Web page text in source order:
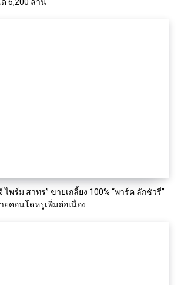
6,200 ล้าน
ไพร์ม สาทร” ขายเกลี้ยง 100% “พาร์ค ลักชัวรี่”
คอนโดหรูเพิ่มต่อเนื่อง